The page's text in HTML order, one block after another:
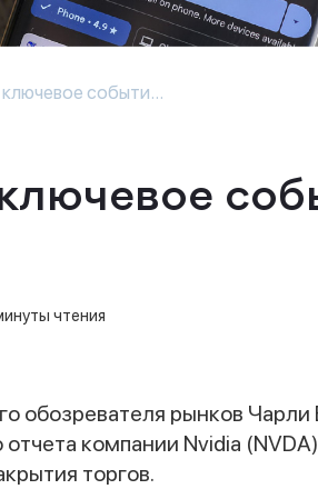
событи...
чтения
обозревателя рынков
компании Nvidia
торгов.